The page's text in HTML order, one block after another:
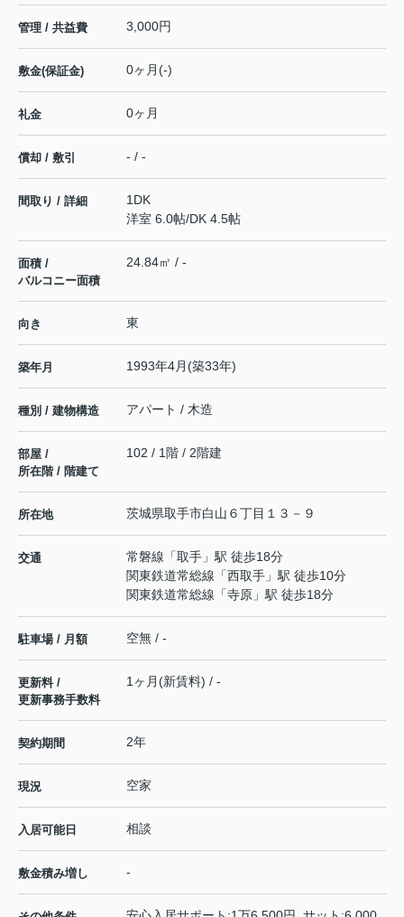
管理 / 共益費 3,000円
敷金(保証金) 0ヶ月(-)
礼金 0ヶ月
償却 / 敷引 - / -
間取り / 詳細
1DK
洋室 6.0帖/DK 4.5帖
面積 /
バルコニー面積
24.84㎡ / -
向き 東
築年月 1993年4月(築33年)
種別 / 建物構造 アパート / 木造
部屋 /
所在階 / 階建て
102 / 1階 / 2階建
所在地 茨城県取手市白山 ６丁目１３－９
交通 常磐線 「取手 」駅 徒歩18分
関東鉄道常総線 「西取手 」駅 徒歩10分
関東鉄道常総線 「寺原 」駅 徒歩18分
駐車場 / 月額 空無 / -
更新料 /
更新事務手数料
1ヶ月(新賃料) / -
契約期間 2年
現況 空家
入居可能日 相談
敷金積み増し -